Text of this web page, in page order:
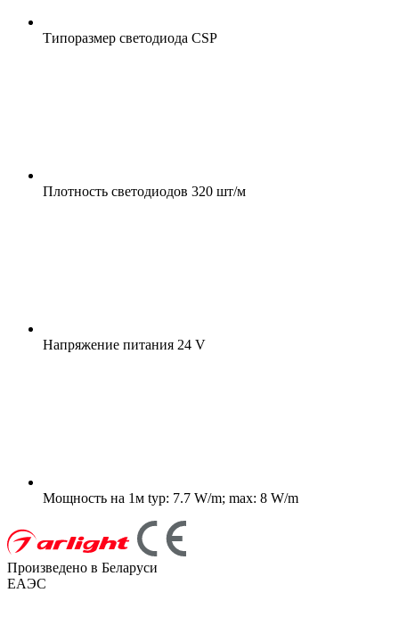
Типоразмер светодиода CSP
Плотность светодиодов 320 шт/м
Напряжение питания 24 V
Мощность на 1м typ: 7.7 W/m; max: 8 W/m
Произведено в Беларуси
ЕАЭС